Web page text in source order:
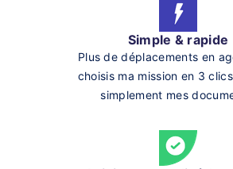
Simple & rapide
Plus de déplacements en
choisis ma mission en 3
simplement mes